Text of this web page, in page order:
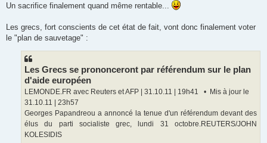
Un sacrifice finalement quand même rentable...
Les grecs, fort conscients de cet état de fait, vont donc finalement voter
le "plan de sauvetage" :
Les Grecs se prononceront par référendum sur le plan
d'aide européen
LEMONDE.FR avec Reuters et AFP | 31.10.11 | 19h41 • Mis à jour le
31.10.11 | 23h57
Georges Papandreou a annoncé la tenue d'un référendum devant des
élus du parti socialiste grec, lundi 31 octobre.REUTERS/JOHN
KOLESIDIS